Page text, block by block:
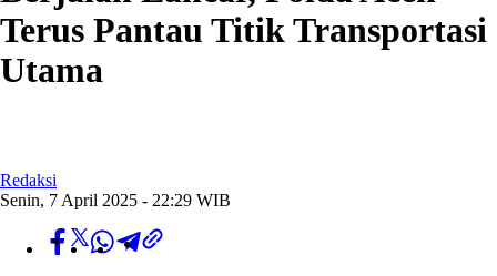
Terus Pantau Titik Transportasi
Utama
Redaksi
Senin, 7 April 2025 - 22:29 WIB